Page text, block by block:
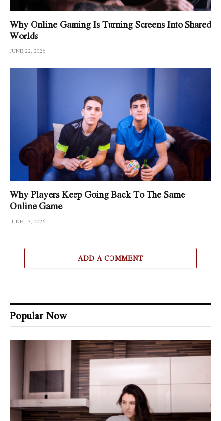
Why Online Gaming Is Turning Screens Into Shared
Worlds
JUNE 22, 2026
Why Players Keep Going Back To The Same
Online Game
JUNE 13, 2026
ADD A COMMENT
Popular Now